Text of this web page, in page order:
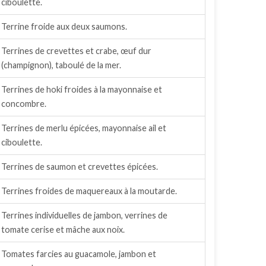
ciboulette.
Terrine froide aux deux saumons.
Terrines de crevettes et crabe, œuf dur
(champignon), taboulé de la mer.
Terrines de hoki froides à la mayonnaise et
concombre.
Terrines de merlu épicées, mayonnaise ail et
ciboulette.
Terrines de saumon et crevettes épicées.
Terrines froides de maquereaux à la moutarde.
Terrines individuelles de jambon, verrines de
tomate cerise et mâche aux noix.
Tomates farcies au guacamole, jambon et